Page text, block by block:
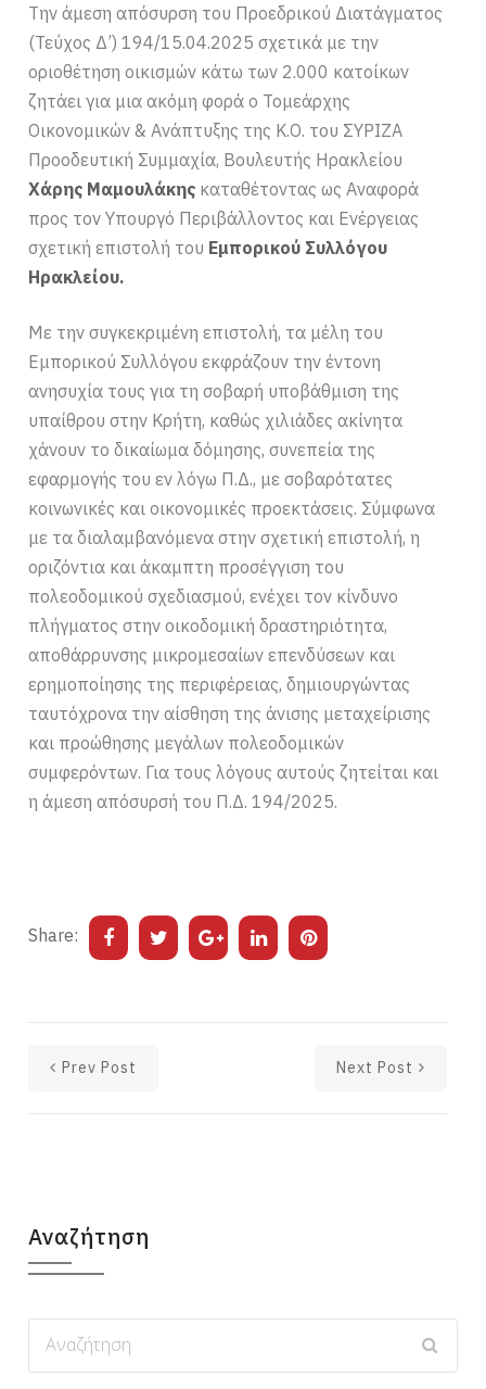
Την άμεση απόσυρση του Προεδρικού Διατάγματος
(Τεύχος Δ’) 194/15.04.2025 σχετικά με την
οριοθέτηση οικισμών κάτω των 2.000 κατοίκων
ζητάει για μια ακόμη φορά ο Τομεάρχης
Οικονομικών & Ανάπτυξης της Κ.Ο. του ΣΥΡΙΖΑ
Προοδευτική Συμμαχία, Βουλευτής Ηρακλείου
Χάρης Μαμουλάκης καταθέτοντας ως Αναφορά
προς τον Υπουργό Περιβάλλοντος και Ενέργειας
σχετική επιστολή του Εμπορικού Συλλόγου
Ηρακλείου.
Με την συγκεκριμένη επιστολή, τα μέλη του
Εμπορικού Συλλόγου εκφράζουν την έντονη
ανησυχία τους για τη σοβαρή υποβάθμιση της
υπαίθρου στην Κρήτη, καθώς χιλιάδες ακίνητα
χάνουν το δικαίωμα δόμησης, συνεπεία της
εφαρμογής του εν λόγω Π.Δ., με σοβαρότατες
κοινωνικές και οικονομικές προεκτάσεις. Σύμφωνα
με τα διαλαμβανόμενα στην σχετική επιστολή, η
οριζόντια και άκαμπτη προσέγγιση του
πολεοδομικού σχεδιασμού, ενέχει τον κίνδυνο
πλήγματος στην οικοδομική δραστηριότητα,
αποθάρρυνσης μικρομεσαίων επενδύσεων και
ερημοποίησης της περιφέρειας, δημιουργώντας
ταυτόχρονα την αίσθηση της άνισης μεταχείρισης
και προώθησης μεγάλων πολεοδομικών
συμφερόντων. Για τους λόγους αυτούς ζητείται και
η άμεση απόσυρσή του Π.Δ. 194/2025.
Share:
Prev Post Next Post
Αναζήτηση